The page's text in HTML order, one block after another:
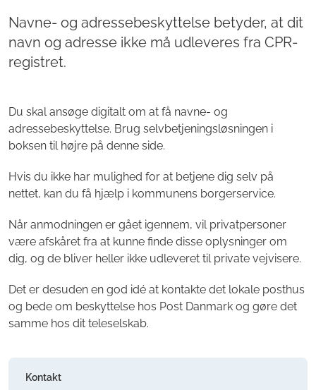
Navne- og adressebeskyttelse betyder, at dit
navn og adresse ikke må udleveres fra CPR-
registret.
Du skal ansøge digitalt om at få navne- og
adressebeskyttelse. Brug selvbetjeningsløsningen i
boksen til højre på denne side.
Hvis du ikke har mulighed for at betjene dig selv på
nettet, kan du få hjælp i kommunens borgerservice.
Når anmodningen er gået igennem, vil privatpersoner
være afskåret fra at kunne finde disse oplysninger om
dig, og de bliver heller ikke udleveret til private vejvisere.
Det er desuden en god idé at kontakte det lokale posthus
og bede om beskyttelse hos Post Danmark og gøre det
samme hos dit teleselskab.
Kontakt